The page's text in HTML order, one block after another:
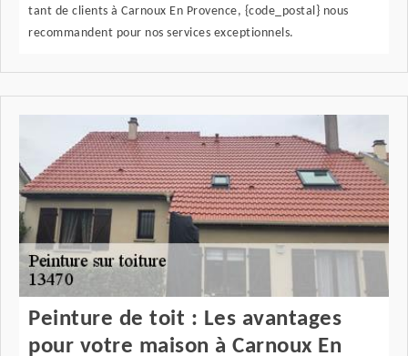
tant de clients à Carnoux En Provence, {code_postal} nous
recommandent pour nos services exceptionnels.
Peinture de toit : Les avantages
pour votre maison à Carnoux En